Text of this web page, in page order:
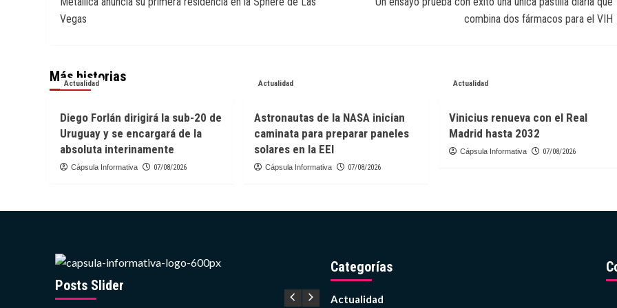
de
entradas
Vegas
combina dos fármacos para el VIH
Más historias
Actualidad
Diego Forlán dirigirá la sub-20 de
Uruguay y se encargará de la
absoluta interinamente
Cápsula Informativa 07/08/2026
Actualidad
Astronautas de la NASA inician
caminata para preparar paneles
solares en la EEI
Cápsula Informativa 07/08/2026
Actualidad
Vinicius renueva con el Real
Madrid hasta 2032
Cápsula Informativa 07/08/2026
Posts Slider
Categorías
Actualidad